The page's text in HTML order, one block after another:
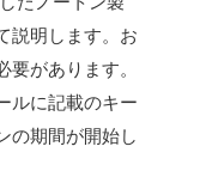
説明します。お
があります。
ルに記載のキー
の期間が開始し